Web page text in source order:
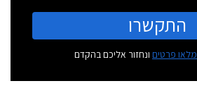
התקשרו
מלאו פרטים ונחזור אליכם בהקדם